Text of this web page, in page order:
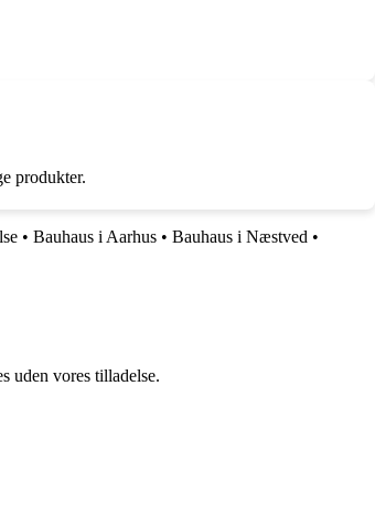
produkter.
• Bauhaus i Aarhus • Bauhaus i Næstved •
uden vores tilladelse.